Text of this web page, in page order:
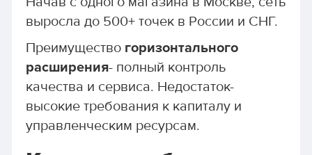
выросла до 500+ точек в России и СНГ.
Преимущество горизонтального
расширения- полный контроль
качества и сервиса. Недостаток-
высокие требования к капиталу и
управленческим ресурсам.